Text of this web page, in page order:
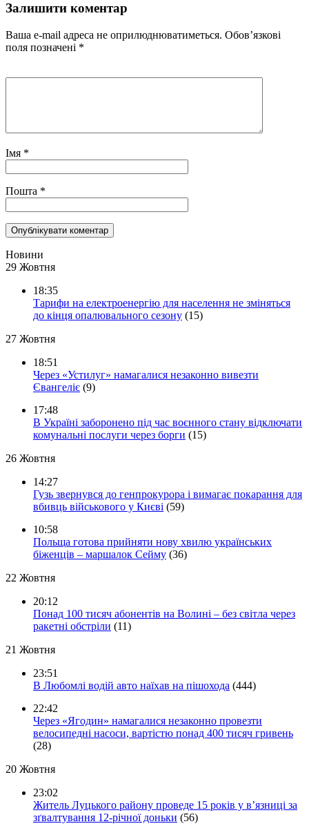
Залишити коментар
Ваша e-mail адреса не оприлюднюватиметься. Обов’язкові
поля позначені *
Імя *
Пошта *
Новини
29 Жовтня
18:35
Тарифи на електроенергію для населення не зміняться
до кінця опалювального сезону (15)
27 Жовтня
18:51
Через «Устилуг» намагалися незаконно вивезти
Євангеліє (9)
17:48
В Україні заборонено під час воєнного стану відключати
комунальні послуги через борги (15)
26 Жовтня
14:27
Гузь звернувся до генпрокурора і вимагає покарання для
вбивць військового у Києві (59)
10:58
Польща готова прийняти нову хвилю українських
біженців – маршалок Сейму (36)
22 Жовтня
20:12
Понад 100 тисяч абонентів на Волині – без світла через
ракетні обстріли (11)
21 Жовтня
23:51
В Любомлі водій авто наїхав на пішохода (444)
22:42
Через «Ягодин» намагалися незаконно провезти
велосипедні насоси, вартістю понад 400 тисяч гривень
(28)
20 Жовтня
23:02
Житель Луцького району проведе 15 років у в’язниці за
зґвалтування 12-річної доньки (56)